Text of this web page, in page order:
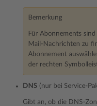
Bemerkung
Für Abonnements
Mail-Nachrichten zu
Abonnement
der rechten
DNS (nur bei Service-
Gibt an, ob die DNS-